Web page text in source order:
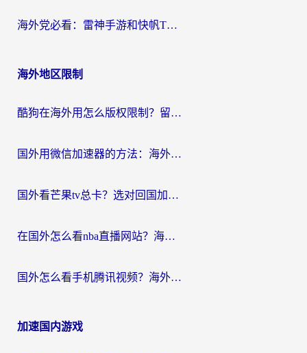
海外党必看：雷神手游和快帆TV版好用吗？3步选对回国加速器不踩坑
海外地区限制
酷狗在海外用怎么版权限制？留学生亲测：3步解决听国内音乐难题
国外用微信加速器的方法：海外党无缝连接国内生活的实用指南
国外看芒果tv总卡？选对回国加速器，轻松追《浪姐》不费劲
在国外怎么看nba直播网站？海外党专属体育观赛指南，告别地区限制！
国外怎么看手机腾讯视频？海外党亲测有效的追剧加速器选择指南
加速国内游戏